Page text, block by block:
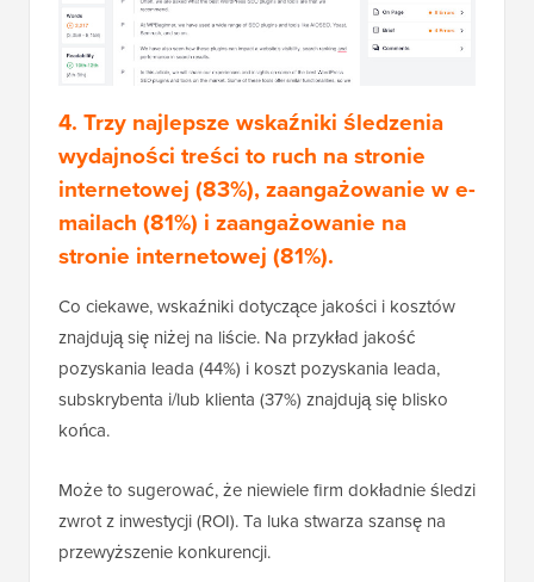
4. Trzy najlepsze wskaźniki śledzenia
wydajności treści to ruch na stronie
internetowej (83%), zaangażowanie w e-
mailach (81%) i zaangażowanie na
stronie internetowej (81%).
Co ciekawe, wskaźniki dotyczące jakości i kosztów
znajdują się niżej na liście. Na przykład jakość
pozyskania leada (44%) i koszt pozyskania leada,
subskrybenta i/lub klienta (37%) znajdują się blisko
końca.
Może to sugerować, że niewiele firm dokładnie śledzi
zwrot z inwestycji (ROI). Ta luka stwarza szansę na
przewyższenie konkurencji.